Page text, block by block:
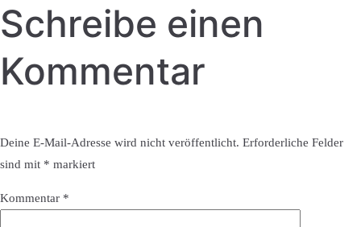
Schreibe einen
Kommentar
Deine E-Mail-Adresse wird nicht veröffentlicht. Erforderliche Felder
sind mit * markiert
Kommentar *